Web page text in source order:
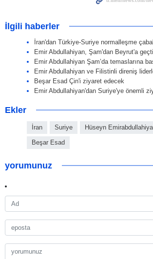
İlgili haberler
İran'dan Türkiye-Suriye normalleşme
Emir Abdullahiyan, Şam'dan Beyrut'a geçti
Emir Abdullahiyan Şam’da temaslarına
Emir Abdullahiyan ve Filistinli direniş
Beşar Esad Çin'i ziyaret edecek
Emir Abdullahiyan'dan Suriye'ye önemli
Ekler
İran Suriye Hüseyn
Beşar Esad
yorumunuz